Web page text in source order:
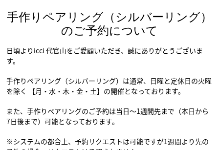
手作りペアリング（シルバーリング）
のご予約について
日頃よりicci 代官山をご愛顧いただき、誠にありがとうございま
す。
手作りペアリング（シルバーリング）は通常、日曜と定休日の火曜
を除く 【月・水・木・金・土】の開催となっております。
また、手作りペアリングのご予約は当日〜1週間先まで（本日から
7日後まで）可能となっております。
※システムの都合上、予約リクエストは可能ですが1週間より先の